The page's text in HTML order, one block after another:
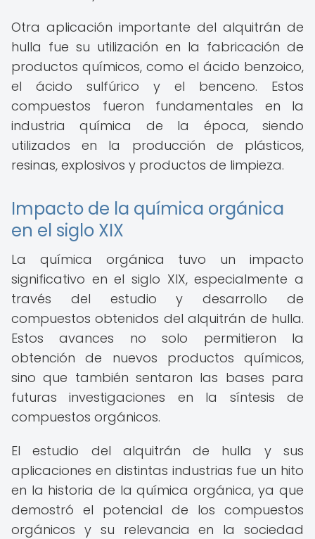
Otra aplicación importante del alquitrán de
hulla fue su utilización en la fabricación de
productos químicos, como el ácido benzoico,
el ácido sulfúrico y el benceno. Estos
compuestos fueron fundamentales en la
industria química de la época, siendo
utilizados en la producción de plásticos,
resinas, explosivos y productos de limpieza.
Impacto de la química orgánica
en el siglo XIX
La química orgánica tuvo un impacto
significativo en el siglo XIX, especialmente a
través del estudio y desarrollo de
compuestos obtenidos del alquitrán de hulla.
Estos avances no solo permitieron la
obtención de nuevos productos químicos,
sino que también sentaron las bases para
futuras investigaciones en la síntesis de
compuestos orgánicos.
El estudio del alquitrán de hulla y sus
aplicaciones en distintas industrias fue un hito
en la historia de la química orgánica, ya que
demostró el potencial de los compuestos
orgánicos y su relevancia en la sociedad